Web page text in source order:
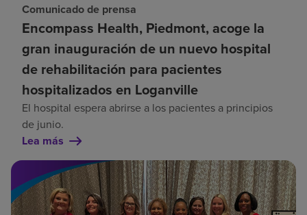
Comunicado de prensa
Encompass Health, Piedmont, acoge la
gran inauguración de un nuevo hospital
de rehabilitación para pacientes
hospitalizados en Loganville
El hospital espera abrirse a los pacientes a principios
de junio.
Lea más